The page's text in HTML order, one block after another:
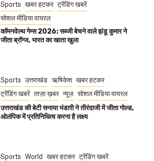
Sports खबर हटकर ट्रेंडिंग खबरें
सोशल मीडिया वायरल
कॉमनवेल्थ गेम्स 2026: सब्जी बेचने वाले झंडू कुमार ने
जीता ब्रॉन्ज, भारत का खाता खुला
Sports उत्तराखंड ऋषिकेश खबर हटकर
ट्रेंडिंग खबरें ताज़ा ख़बर न्यूज़ सोशल मीडिया वायरल
उत्तराखंड की बेटी सनाया भंडारी ने तीरंदाजी में जीता गोल्ड,
ओलंपिक में प्रतिनिधित्व करना है लक्ष्य
Sports World खबर हटकर ट्रेंडिंग खबरें